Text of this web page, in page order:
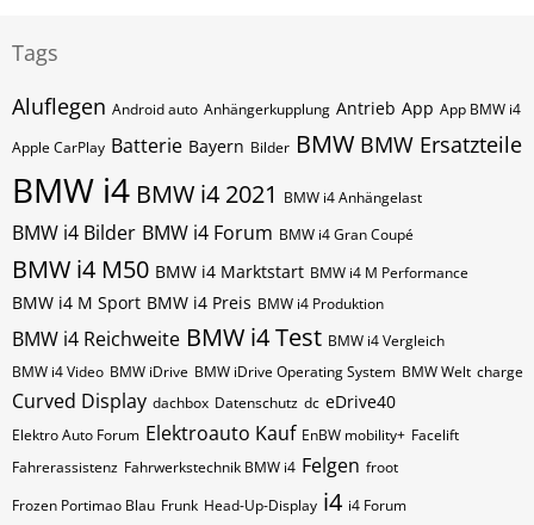
Tags
Aluflegen Android auto Anhängerkupplung Antrieb App App BMW i4
Apple CarPlay Batterie Bayern Bilder BMW BMW Ersatzteile
BMW i4 BMW i4 2021 BMW i4 Anhängelast
BMW i4 Bilder BMW i4 Forum BMW i4 Gran Coupé
BMW i4 M50 BMW i4 Marktstart BMW i4 M Performance
BMW i4 M Sport BMW i4 Preis BMW i4 Produktion
BMW i4 Reichweite BMW i4 Test BMW i4 Vergleich
BMW i4 Video BMW iDrive BMW iDrive Operating System BMW Welt charge
Curved Display dachbox Datenschutz dc eDrive40
Elektro Auto Forum Elektroauto Kauf EnBW mobility+ Facelift
Fahrerassistenz Fahrwerkstechnik BMW i4 Felgen froot
Frozen Portimao Blau Frunk Head-Up-Display i4 i4 Forum